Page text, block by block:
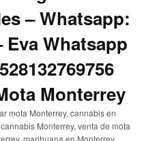
– Whatsapp:
Eva Whatsapp
Monterrey
mota Monterrey, cannabis en
Monterrey, venta de mota
marihuana en Monterrey,